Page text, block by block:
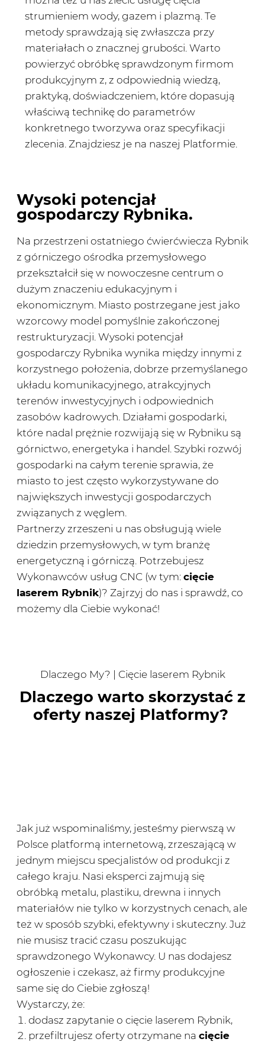
strumieniem wody, gazem i plazmą. Te
metody sprawdzają się zwłaszcza przy
materiałach o znacznej grubości. Warto
powierzyć obróbkę sprawdzonym firmom
produkcyjnym z, z odpowiednią wiedzą,
praktyką, doświadczeniem, które dopasują
właściwą technikę do parametrów
konkretnego tworzywa oraz specyfikacji
zlecenia. Znajdziesz je na naszej Platformie.
Wysoki potencjał
gospodarczy Rybnika.
Na przestrzeni ostatniego ćwierćwiecza Rybnik
z górniczego ośrodka przemysłowego
przekształcił się w nowoczesne centrum o
dużym znaczeniu edukacyjnym i
ekonomicznym. Miasto postrzegane jest jako
wzorcowy model pomyślnie zakończonej
restrukturyzacji. Wysoki potencjał
gospodarczy Rybnika wynika między innymi z
korzystnego położenia, dobrze przemyślanego
układu komunikacyjnego, atrakcyjnych
terenów inwestycyjnych i odpowiednich
zasobów kadrowych. Działami gospodarki,
które nadal prężnie rozwijają się w Rybniku są
górnictwo, energetyka i handel. Szybki rozwój
gospodarki na całym terenie sprawia, że
miasto to jest często wykorzystywane do
największych inwestycji gospodarczych
związanych z węglem.
Partnerzy zrzeszeni u nas obsługują wiele
dziedzin przemysłowych, w tym branżę
energetyczną i górniczą. Potrzebujesz
Wykonawców usług CNC (w tym: cięcie
laserem Rybnik)? Zajrzyj do nas i sprawdź, co
możemy dla Ciebie wykonać!
Dlaczego My? | Cięcie laserem Rybnik
Dlaczego warto skorzystać z
oferty naszej Platformy?
Jak już wspominaliśmy, jesteśmy pierwszą w
Polsce platformą internetową, zrzeszającą w
jednym miejscu specjalistów od produkcji z
całego kraju. Nasi eksperci zajmują się
obróbką metalu, plastiku, drewna i innych
materiałów nie tylko w korzystnych cenach, ale
też w sposób szybki, efektywny i skuteczny. Już
nie musisz tracić czasu poszukując
sprawdzonego Wykonawcy. U nas dodajesz
ogłoszenie i czekasz, aż firmy produkcyjne
same się do Ciebie zgłoszą!
Wystarczy, że:
dodasz zapytanie o cięcie laserem Rybnik,
przefiltrujesz oferty otrzymane na cięcie